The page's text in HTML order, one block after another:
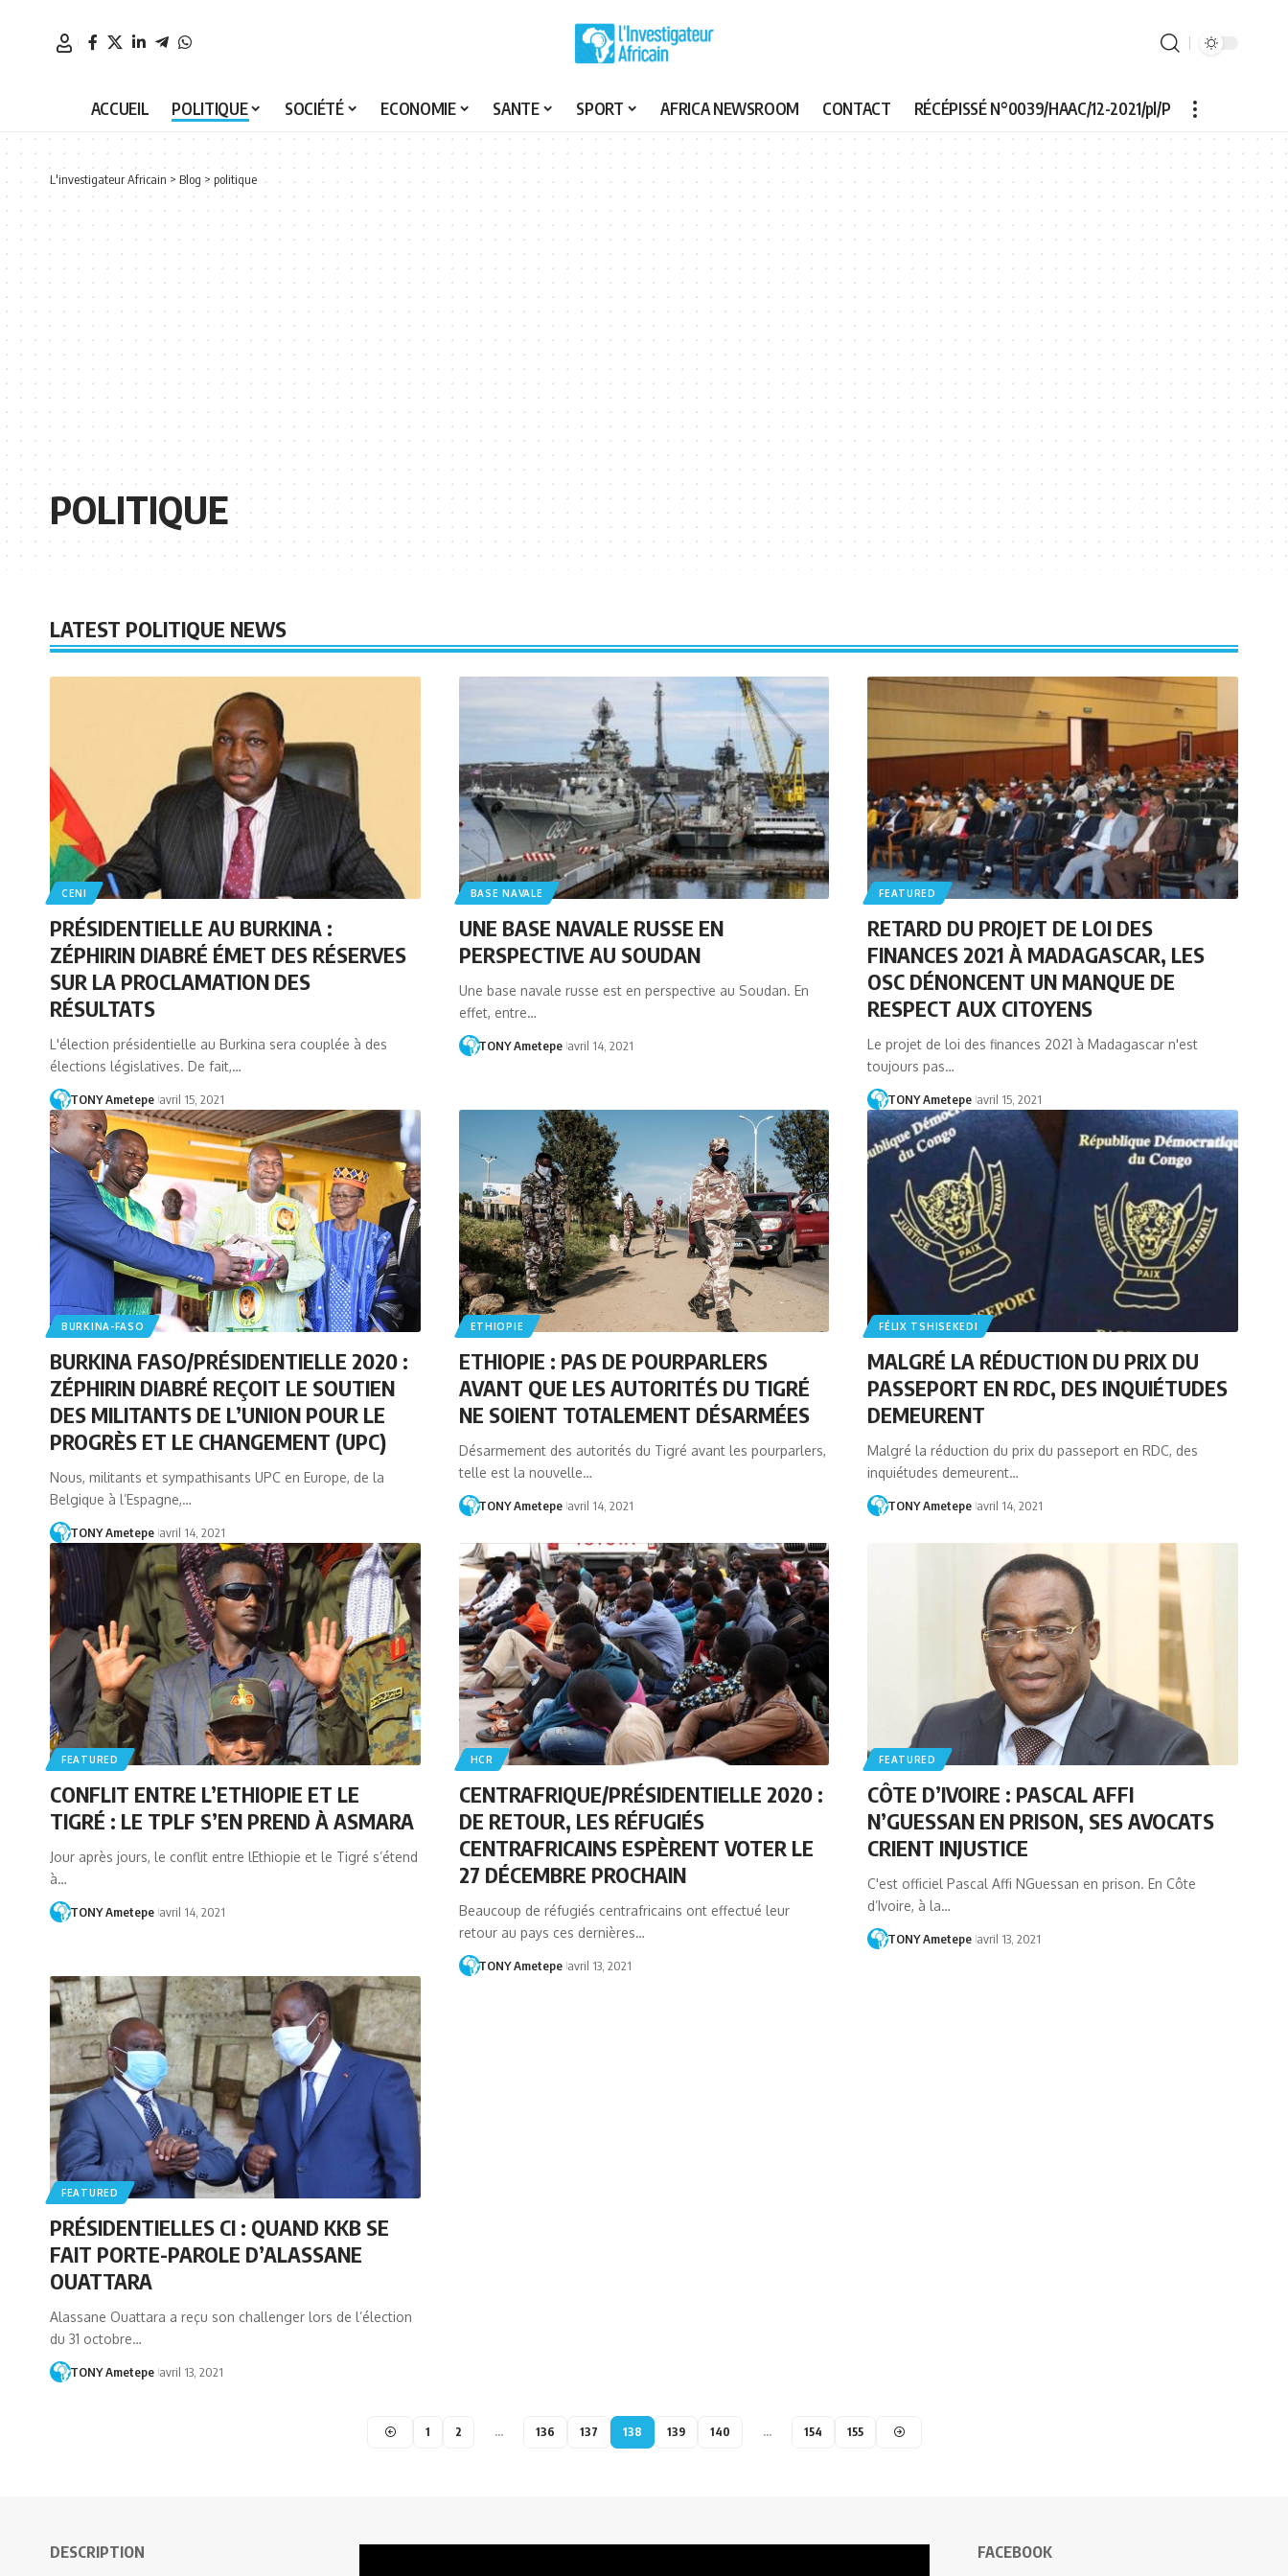
ACCUEIL POLITIQUE SOCIÉTÉ ECONOMIE SANTE SPORT AFRICA NEWSROOM CONTACT RÉCÉPISSÉ N°0039/HAAC/12-2021/pl/P
L'investigateur Africain >Blog > politique
POLITIQUE
LATEST POLITIQUE NEWS
CENI
PRÉSIDENTIELLE AU BURKINA :
ZÉPHIRIN DIABRÉ ÉMET DES RÉSERVES
SUR LA PROCLAMATION DES
RÉSULTATS
L'élection présidentielle au Burkina sera couplée à des
élections législatives. De fait,…
TONY Ametepe avril 15, 2021
BASE NAVALE
UNE BASE NAVALE RUSSE EN
PERSPECTIVE AU SOUDAN
Une base navale russe est en perspective au Soudan. En
effet, entre…
TONY Ametepe avril 14, 2021
FEATURED
RETARD DU PROJET DE LOI DES
FINANCES 2021 À MADAGASCAR, LES
OSC DÉNONCENT UN MANQUE DE
RESPECT AUX CITOYENS
Le projet de loi des finances 2021 à Madagascar n'est
toujours pas…
TONY Ametepe avril 15, 2021
BURKINA-FASO
BURKINA FASO/PRÉSIDENTIELLE 2020 :
ZÉPHIRIN DIABRÉ REÇOIT LE SOUTIEN
DES MILITANTS DE L’UNION POUR LE
PROGRÈS ET LE CHANGEMENT (UPC)
Nous, militants et sympathisants UPC en Europe, de la
Belgique à l’Espagne,…
TONY Ametepe avril 14, 2021
ETHIOPIE
ETHIOPIE : PAS DE POURPARLERS
AVANT QUE LES AUTORITÉS DU TIGRÉ
NE SOIENT TOTALEMENT DÉSARMÉES
Désarmement des autorités du Tigré avant les pourparlers,
telle est la nouvelle…
TONY Ametepe avril 14, 2021
FÉLIX TSHISEKEDI
MALGRÉ LA RÉDUCTION DU PRIX DU
PASSEPORT EN RDC, DES INQUIÉTUDES
DEMEURENT
Malgré la réduction du prix du passeport en RDC, des
inquiétudes demeurent…
TONY Ametepe avril 14, 2021
FEATURED
CONFLIT ENTRE L’ETHIOPIE ET LE
TIGRÉ : LE TPLF S’EN PREND À ASMARA
Jour après jours, le conflit entre lEthiopie et le Tigré s’étend
à…
TONY Ametepe avril 14, 2021
HCR
CENTRAFRIQUE/PRÉSIDENTIELLE 2020 :
DE RETOUR, LES RÉFUGIÉS
CENTRAFRICAINS ESPÈRENT VOTER LE
27 DÉCEMBRE PROCHAIN
Beaucoup de réfugiés centrafricains ont effectué leur
retour au pays ces dernières…
TONY Ametepe avril 13, 2021
FEATURED
CÔTE D’IVOIRE : PASCAL AFFI
N’GUESSAN EN PRISON, SES AVOCATS
CRIENT INJUSTICE
C'est officiel Pascal Affi NGuessan en prison. En Côte
d’Ivoire, à la…
TONY Ametepe avril 13, 2021
FEATURED
PRÉSIDENTIELLES CI : QUAND KKB SE
FAIT PORTE-PAROLE D’ALASSANE
OUATTARA
Alassane Ouattara a reçu son challenger lors de l’élection
du 31 octobre…
TONY Ametepe avril 13, 2021
1 2 … 136 137 138 139 140 … 154 155
DESCRIPTION FACEBOOK